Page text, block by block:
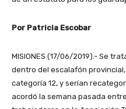
Por Patricia Escobar
MISIONES (17/06/2019).- Se
dentro del escalafón
categoría 12, y serían
acordó la semana pasada